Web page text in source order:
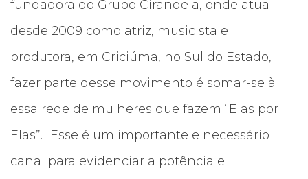
fundadora do Grupo Cirandela, onde atua
desde 2009 como atriz, musicista e
produtora, em Criciúma, no Sul do Estado,
fazer parte desse movimento é somar-se à
essa rede de mulheres que fazem “Elas por
Elas”. “Esse é um importante e necessário
canal para evidenciar a potência e